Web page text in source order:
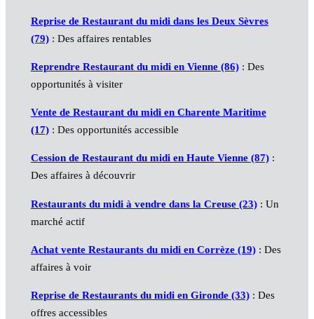
Reprise de Restaurant du midi dans les Deux Sèvres
(79): Des affaires rentables
Reprendre Restaurant du midi en Vienne (86): Des
opportunités à visiter
Vente de Restaurant du midi en Charente Maritime
(17): Des opportunités accessible
Cession de Restaurant du midi en Haute Vienne (87):
Des affaires à découvrir
Restaurants du midi à vendre dans la Creuse (23): Un
marché actif
Achat vente Restaurants du midi en Corrèze (19): Des
affaires à voir
Reprise de Restaurants du midi en Gironde (33): Des
offres accessibles